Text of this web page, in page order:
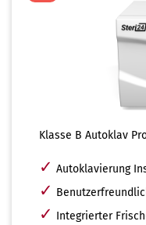
Klasse B Autoklav
✓ Autoklavierung
✓
✓ Integrierter